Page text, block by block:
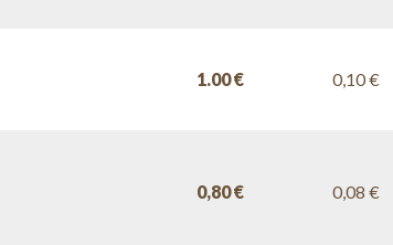
1.00 € 0,10 €
0,80 € 0,08 €